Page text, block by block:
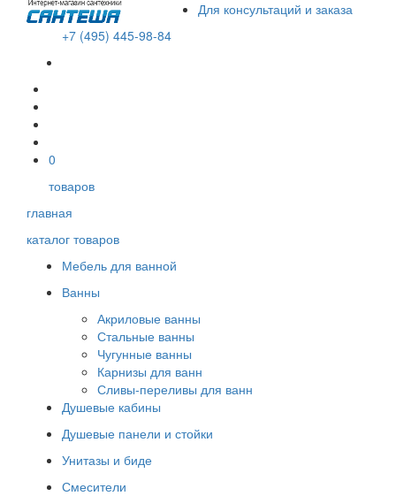
Для консультаций и заказа
+7 (495) 445-98-84
0
товаров
главная
каталог товаров
Мебель для ванной
Ванны
Акриловые ванны
Стальные ванны
Чугунные ванны
Карнизы для ванн
Сливы-переливы для ванн
Душевые кабины
Душевые панели и стойки
Унитазы и биде
Смесители